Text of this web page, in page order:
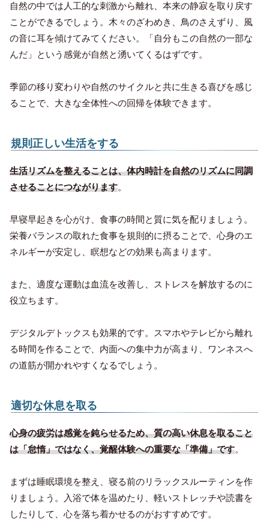
自然の中では人工的な刺激から離れ、本来の静寂を取り戻す
ことができるでしょう。木々のざわめき、鳥のさえずり、風
の音に耳を傾けてみてください。「自分もこの自然の一部な
んだ」という感覚が自然と湧いてくるはずです。
季節の移り変わりや自然のサイクルと共に生きる喜びを感じ
ることで、大きな全体性への回帰を体験できます。
規則正しい生活をする
生活リズムを整えることは、体内時計を自然のリズムに同調
させることにつながります。
早寝早起きを心がけ、食事の時間と質に気を配りましょう。
栄養バランスの取れた食事を規則的に摂ることで、心身のエ
ネルギーが安定し、瞑想などの効果も高まります。
また、適度な運動は血流を改善し、ストレスを解放するのに
役立ちます。
デジタルデトックスも効果的です。スマホやテレビから離れ
る時間を作ることで、内面への集中力が高まり、ワンネスへ
の道筋が開かれやすくなるでしょう。
適切な休息を取る
心身の疲労は感覚を鈍らせるため、質の高い休息を取ること
は「怠惰」ではなく、覚醒体験への重要な「準備」です。
まずは睡眠環境を整え、寝る前のリラックスルーティンを作
りましょう。入浴で体を温めたり、軽いストレッチや読書を
したりして、心を落ち着かせるのがおすすめです。